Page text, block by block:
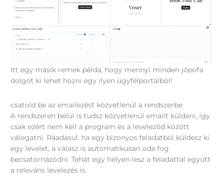
Itt egy másik remek példa, hogy mennyi minden jópofa
dolgot ki lehet hozni egy ilyen ügyfélportálból!
csatold be az emailezést közvetlenül a rendszerbe
A rendszeren belül is tudsz közvetlenül emailt küldeni, így
csak ezért nem kell a program és a leveleződ között
válogatni. Ráadásul, ha egy bizonyos feladatból küldesz ki
egy levelet, a válasz is automatikusan oda fog
becsatornázódni. Tehát egy helyen lesz a feladattal együtt
a releváns levelezés is.